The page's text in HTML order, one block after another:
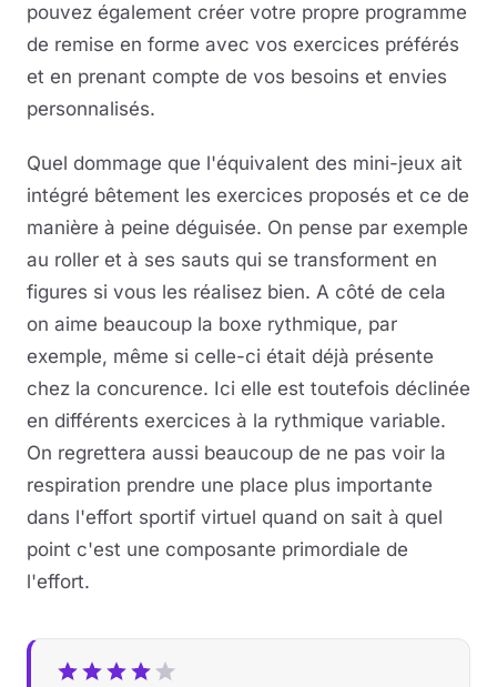
pouvez également créer votre propre programme
de remise en forme avec vos exercices préférés
et en prenant compte de vos besoins et envies
personnalisés.
Quel dommage que l'équivalent des mini-jeux ait
intégré bêtement les exercices proposés et ce de
manière à peine déguisée. On pense par exemple
au roller et à ses sauts qui se transforment en
figures si vous les réalisez bien. A côté de cela
on aime beaucoup la boxe rythmique, par
exemple, même si celle-ci était déjà présente
chez la concurence. Ici elle est toutefois déclinée
en différents exercices à la rythmique variable.
On regrettera aussi beaucoup de ne pas voir la
respiration prendre une place plus importante
dans l'effort sportif virtuel quand on sait à quel
point c'est une composante primordiale de
l'effort.